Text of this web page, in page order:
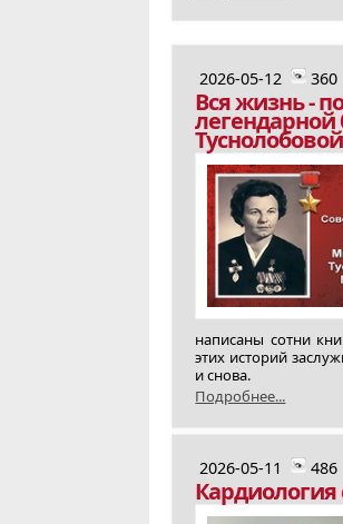
2026-05-12 360
Вся жизнь -
написаны сотни
этих историй
и снова.
Подробнее...
2026-05-11 486
Кардиология